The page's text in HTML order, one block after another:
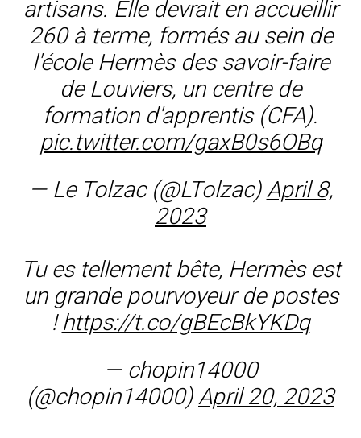
artisans. Elle devrait en accueillir
260 à terme, formés au sein de
l'école Hermès des savoir-faire
de Louviers, un centre de
formation d'apprentis (CFA).
pic.twitter.com/gaxB0s6OBq
— Le Tolzac (@LTolzac)April 8,
2023
Tu es tellement bête, Hermès est
un grande pourvoyeur de postes
!https://t.co/gBEcBkYKDq
— chopin14000
(@chopin14000)April 20, 2023